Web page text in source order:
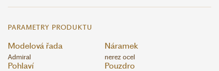
PARAMETRY PRODUKTU
Modelová řada
Admiral
Náramek
nerez ocel
Pohlaví Pouzdro